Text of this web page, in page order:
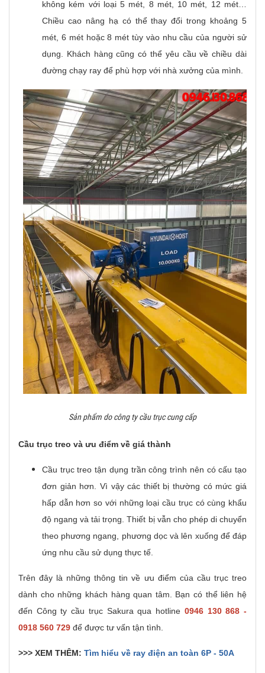
không kém với loại 5 mét, 8 mét, 10 mét, 12 mét…
Chiều cao nâng hạ có thể thay đổi trong khoảng 5
mét, 6 mét hoặc 8 mét tùy vào nhu cầu của người sử
dụng. Khách hàng cũng có thể yêu cầu về chiều dài
đường chạy ray để phù hợp với nhà xưởng của mình.
Sản phẩm do công ty cầu trục cung cấp
Cầu trục treo và ưu điểm về giá thành
Cầu trục treo tận dụng trần công trình nên có cấu tạo
đơn giản hơn. Vì vậy các thiết bị thường có mức giá
hấp dẫn hơn so với những loại cầu trục có cùng khẩu
độ ngang và tải trọng. Thiết bị vẫn cho phép di chuyển
theo phương ngang, phương dọc và lên xuống để đáp
ứng nhu cầu sử dụng thực tế.
Trên đây là những thông tin về ưu điểm của cầu trục treo
dành cho những khách hàng quan tâm. Bạn có thể liên hệ
đến Công ty cầu trục Sakura qua hotline 0946 130 868 -
0918 560 729 để được tư vấn tận tình.
>>> XEM THÊM: Tìm hiểu về ray điện an toàn 6P - 50A